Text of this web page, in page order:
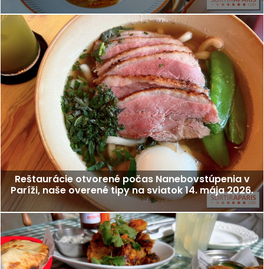
Reštaurácie otvorené počas Nanebovstúpenia v
Paríži, naše overené tipy na sviatok 14. mája 2026.